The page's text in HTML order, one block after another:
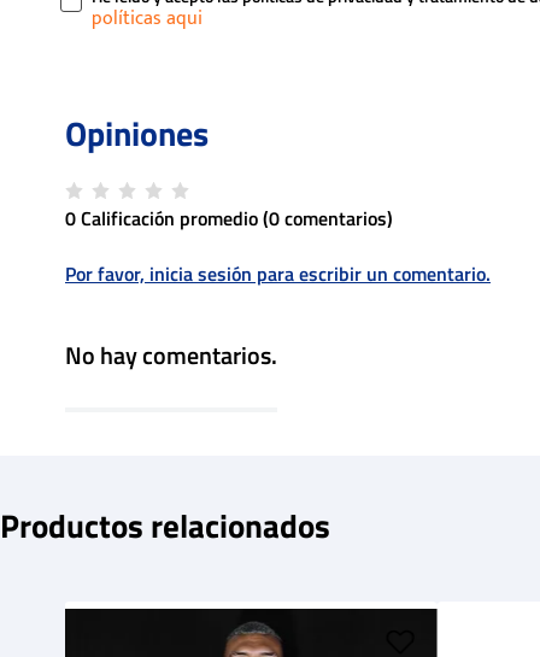
0 Calificación promedio(0 comentarios)
Por favor, inicia sesión para escribir un comentario.
No hay comentarios.
Productos relacionados